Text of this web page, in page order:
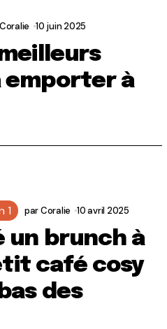
Coralie 10 juin 2025
emporter à
1 parCoralie 10 avril 2025
un brunch à
café cosy
des